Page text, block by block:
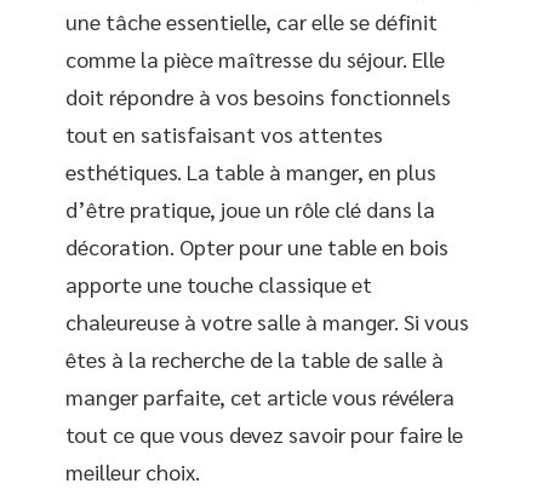
une tâche essentielle, car elle se définit
comme la pièce maîtresse du séjour. Elle
doit répondre à vos besoins fonctionnels
tout en satisfaisant vos attentes
esthétiques. La table à manger, en plus
d’être pratique, joue un rôle clé dans la
décoration. Opter pour une table en bois
apporte une touche classique et
chaleureuse à votre salle à manger. Si vous
êtes à la recherche de la table de salle à
manger parfaite, cet article vous révélera
tout ce que vous devez savoir pour faire le
meilleur choix.